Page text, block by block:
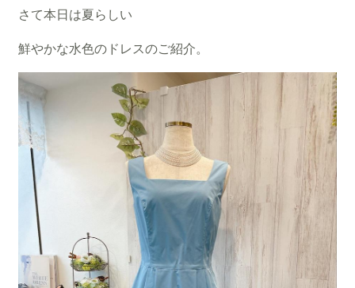
さて本日は夏らしい
鮮やかな水色のドレスのご紹介。